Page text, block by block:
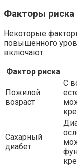
Факторы риска
Некоторые
повышенного
включают:
Фактор риска
Пожилой
возраст
С
Сахарный
диабет